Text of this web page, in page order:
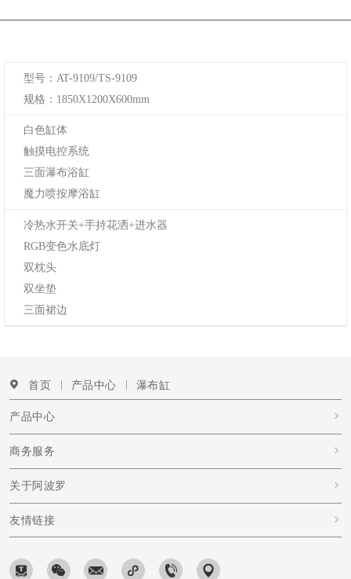
型号：AT-9109/TS-9109
规格：1850X1200X600mm
白色缸体
触摸电控系统
三面瀑布浴缸
魔力喷按摩浴缸
冷热水开关+手持花洒+进水器
RGB变色水底灯
双枕头
双坐垫
三面裙边
首页 产品中心 瀑布缸
产品中心
商务服务
关于阿波罗
友情链接